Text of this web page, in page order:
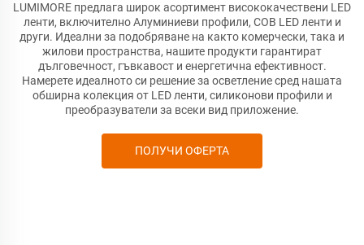
LUMIMORE предлага широк асортимент висококачествени LED
ленти, включително Алуминиеви профили, COB LED ленти и
други. Идеални за подобряване на както комерчески, така и
жилови пространства, нашите продукти гарантират
дълговечност, гъвкавост и енергетична ефективност.
Намерете идеалното си решение за осветление сред нашата
обширна колекция от LED ленти, силиконови профили и
преобразуватели за всеки вид приложение.
ПОЛУЧИ ОФЕРТА